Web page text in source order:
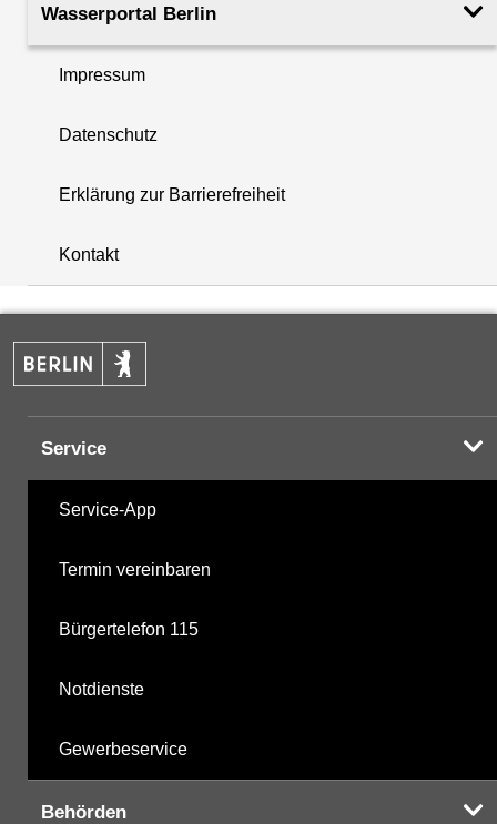
Hochwert (UTM 33 N) 5822141.23
+
−
Wasserportal Berlin
Impressum
Datenschutz
Erklärung zur Barrierefreiheit
Kontakt
Service
Service-App
Termin vereinbaren
Bürgertelefon 115
Notdienste
Gewerbeservice
Behörden